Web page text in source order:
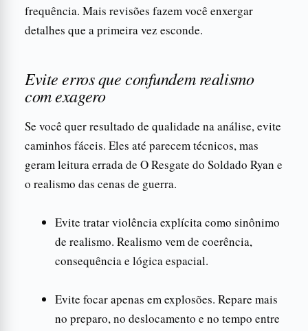
frequência. Mais revisões fazem você enxergar
detalhes que a primeira vez esconde.
Evite erros que confundem realismo
com exagero
Se você quer resultado de qualidade na análise, evite
caminhos fáceis. Eles até parecem técnicos, mas
geram leitura errada de O Resgate do Soldado Ryan e
o realismo das cenas de guerra.
Evite tratar violência explícita como sinônimo
de realismo. Realismo vem de coerência,
consequência e lógica espacial.
Evite focar apenas em explosões. Repare mais
no preparo, no deslocamento e no tempo entre